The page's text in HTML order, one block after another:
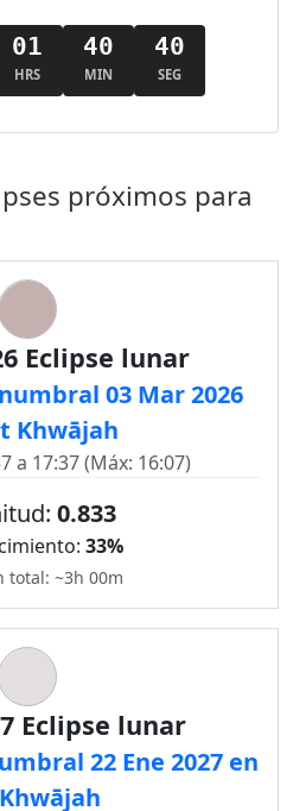
01
HRS
40
MIN
39
SEG
próximos para
Eclipse lunar
03 Mar 2026
Khwājah
a 17:37 (Máx: 16:07)
0.833
33%
total: ~3h 00m
Eclipse lunar
22 Ene 2027 en